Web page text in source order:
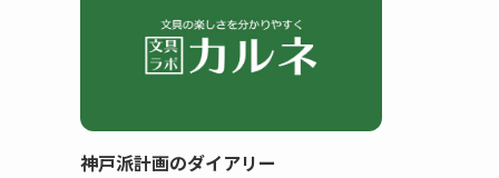
神戸派計画のダイアリー